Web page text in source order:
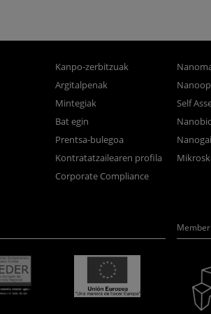
Kanpo-zerbitzuak
Argitalpenak
Mintegiak
Bat egin
Prentsa-bulegoa
Kontratatzailearen profila
Corporate Compliance
Self